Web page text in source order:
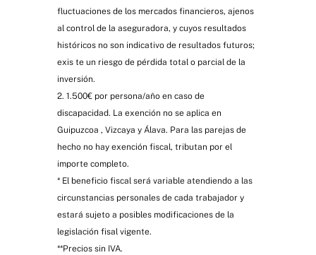
fluctuaciones de los mercados financieros, ajenos
al control de la aseguradora, y cuyos resultados
históricos no son indicativo de resultados futuros;
exis te un riesgo de pérdida total o parcial de la
inversión.
2. 1.500€ por persona/año en caso de
discapacidad. La exención no se aplica en
Guipuzcoa , Vizcaya y Álava. Para las parejas de
hecho no hay exención fiscal, tributan por el
importe completo.
* El beneficio fiscal será variable atendiendo a las
circunstancias personales de cada trabajador y
estará sujeto a posibles modificaciones de la
legislación fisal vigente.
**Precios sin IVA.